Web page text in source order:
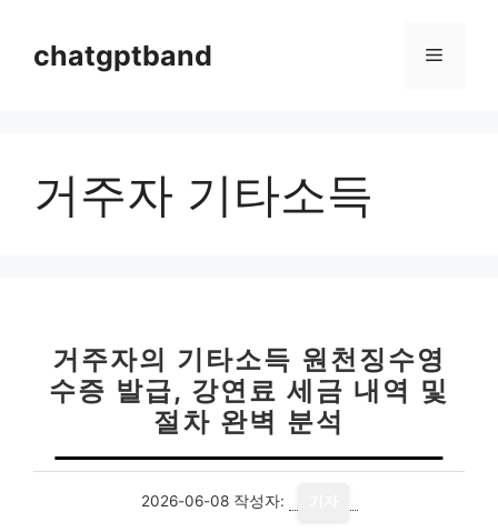
chatgptband 메
거주자 기타소득
거주자의 기타소득 원천징수영
수증 발급, 강연료 세금 내역 및
절차 완벽 분석
2026-06-08 작성자: